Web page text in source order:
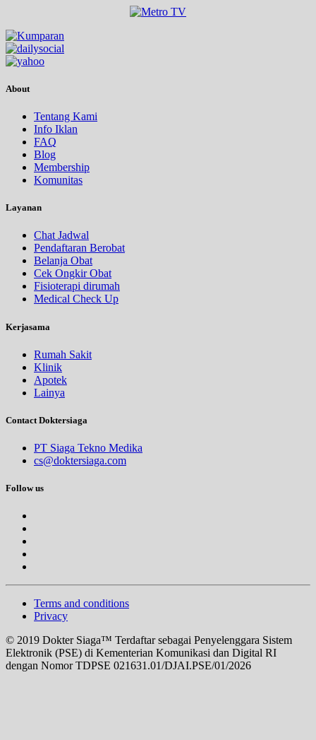
About
Tentang Kami
Info Iklan
FAQ
Blog
Membership
Komunitas
Layanan
Chat Jadwal
Pendaftaran Berobat
Belanja Obat
Cek Ongkir Obat
Fisioterapi dirumah
Medical Check Up
Kerjasama
Rumah Sakit
Klinik
Apotek
Lainya
Contact Doktersiaga
PT Siaga Tekno Medika
cs@doktersiaga.com
Follow us
Terms and conditions
Privacy
© 2019 Dokter Siaga™ Terdaftar sebagai Penyelenggara Sistem
Elektronik (PSE) di Kementerian Komunikasi dan Digital RI
dengan Nomor TDPSE 021631.01/DJAI.PSE/01/2026